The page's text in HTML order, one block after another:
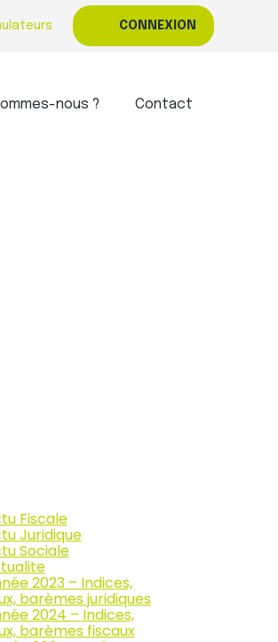
CONNEXION
nous ? Contact
Fiscale
Juridique
Sociale
2023 – Indices,
barèmes juridiques
2024 – Indices,
barèmes fiscaux